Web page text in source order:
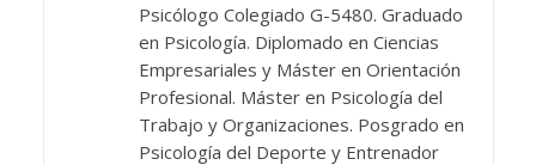
Psicólogo Colegiado G-5480. Graduado
en Psicología. Diplomado en Ciencias
Empresariales y Máster en Orientación
Profesional. Máster en Psicología del
Trabajo y Organizaciones. Posgrado en
Psicología del Deporte y Entrenador